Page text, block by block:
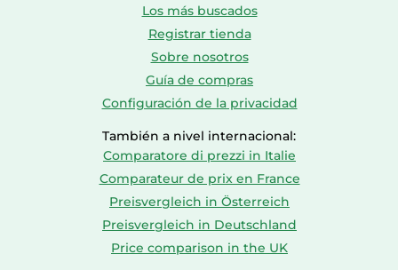
Los más buscados
Registrar tienda
Sobre nosotros
Guía de compras
Configuración de la privacidad
También a nivel internacional:
Comparatore di prezzi in Italie
Comparateur de prix en France
Preisvergleich in Österreich
Preisvergleich in Deutschland
Price comparison in the UK